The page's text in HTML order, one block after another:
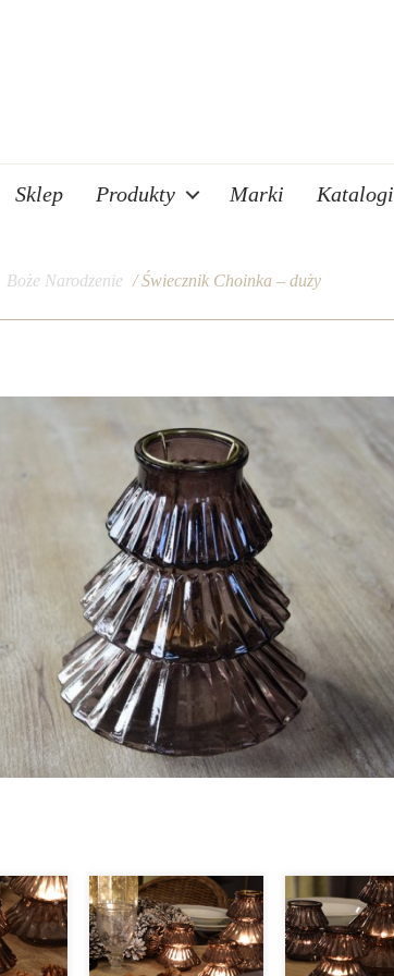
Sklep Produkty Marki Katalogi
Boże Narodzenie / Świecznik Choinka – duży